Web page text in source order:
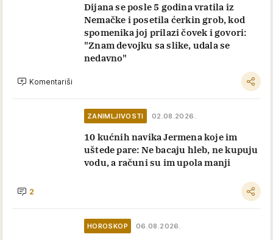
Dijana se posle 5 godina vratila iz
Nemačke i posetila ćerkin grob, kod
spomenika joj prilazi čovek i govori:
"Znam devojku sa slike, udala se
nedavno"
Komentariši
ZANIMLJIVOSTI 02.08.2026.
10 kućnih navika Jermena koje im
uštede pare: Ne bacaju hleb, ne kupuju
vodu, a računi su im upola manji
2
HOROSKOP 06.08.2026.